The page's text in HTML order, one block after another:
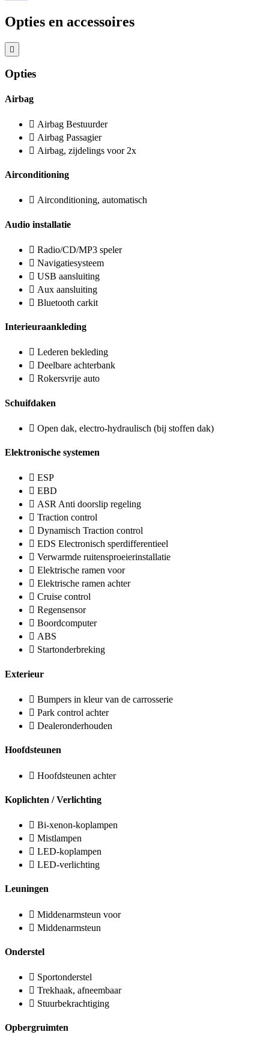
Opties en accessoires
Opties
Airbag
Airbag Bestuurder
Airbag Passagier
Airbag, zijdelings voor 2x
Airconditioning
Airconditioning, automatisch
Audio installatie
Radio/CD/MP3 speler
Navigatiesysteem
USB aansluiting
Aux aansluiting
Bluetooth carkit
Interieuraankleding
Lederen bekleding
Deelbare achterbank
Rokersvrije auto
Schuifdaken
Open dak, electro-hydraulisch (bij stoffen dak)
Elektronische systemen
ESP
EBD
ASR Anti doorslip regeling
Traction control
Dynamisch Traction control
EDS Electronisch sperdifferentieel
Verwarmde ruitensproeierinstallatie
Elektrische ramen voor
Elektrische ramen achter
Cruise control
Regensensor
Boordcomputer
ABS
Startonderbreking
Exterieur
Bumpers in kleur van de carrosserie
Park control achter
Dealeronderhouden
Hoofdsteunen
Hoofdsteunen achter
Koplichten / Verlichting
Bi-xenon-koplampen
Mistlampen
LED-koplampen
LED-verlichting
Leuningen
Middenarmsteun voor
Middenarmsteun
Onderstel
Sportonderstel
Trekhaak, afneembaar
Stuurbekrachtiging
Opbergruimten